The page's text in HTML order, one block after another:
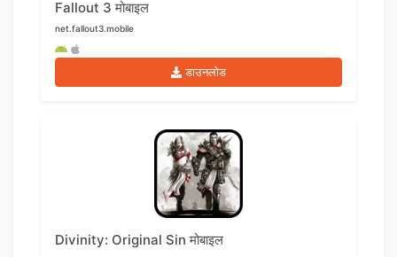
Fallout 3 मोबाइल
net.fallout3.mobile
डाउनलोड
Divinity: Original Sin मोबाइल